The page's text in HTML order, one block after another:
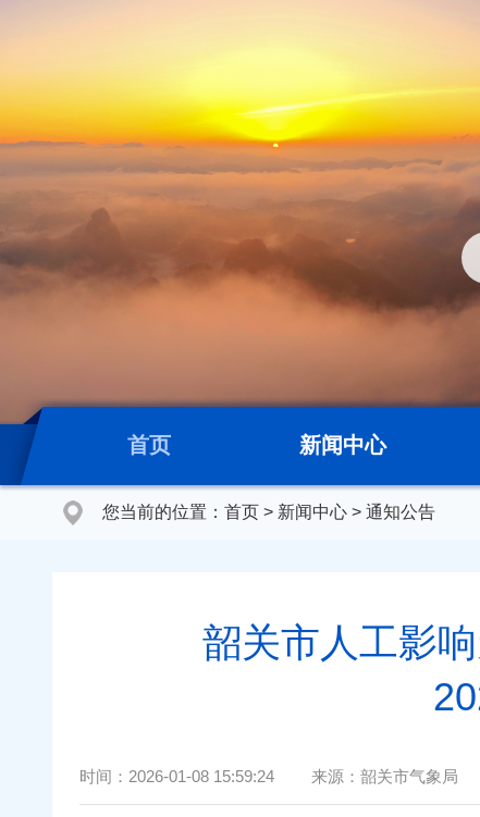
首页 新闻中心
您当前的位置： 首页 > 新闻中心 > 通知公告
韶关市人工影
时间： 2026-01-08 15:59:24 来源： 韶关市气象局